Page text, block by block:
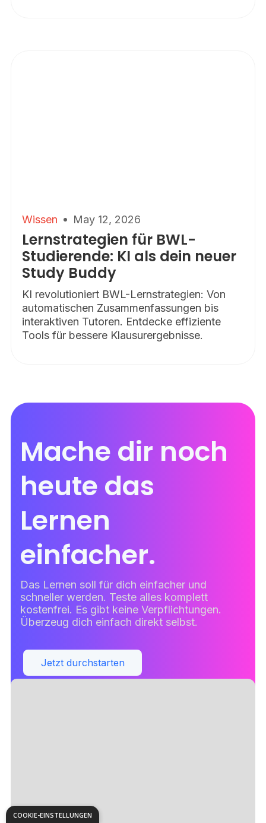
Wissen May 12, 2026
Lernstrategien für BWL-
Studierende: KI als dein neuer
Study Buddy
KI revolutioniert BWL-Lernstrategien: Von
automatischen Zusammenfassungen bis
interaktiven Tutoren. Entdecke effiziente
Tools für bessere Klausurergebnisse.
Mache dir noch
heute das
Lernen
einfacher.
Das Lernen soll für dich einfacher und
schneller werden. Teste alles komplett
kostenfrei. Es gibt keine Verpflichtungen.
Überzeug dich einfach direkt selbst.
Jetzt durchstarten
COOKIE-EINSTELLUNGEN